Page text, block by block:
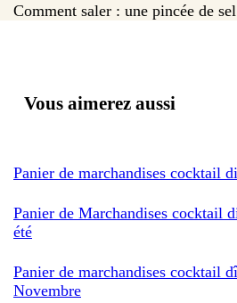
Comment saler : une pincée de sel
Vous aimerez aussi
Panier de marchandises cocktail
Panier de Marchandises cocktail
été
Panier de marchandises cocktail
Novembre